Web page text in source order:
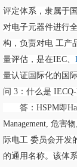
评定体系，隶属于
对电子元器件进行
构，负责对电 工产
量评估，是在IEC、
量认证国际化的国
问 3：什么是 IECQ-
答：HSPM即
Management, 危害
际电工 委员会开发
的通用名称。该体